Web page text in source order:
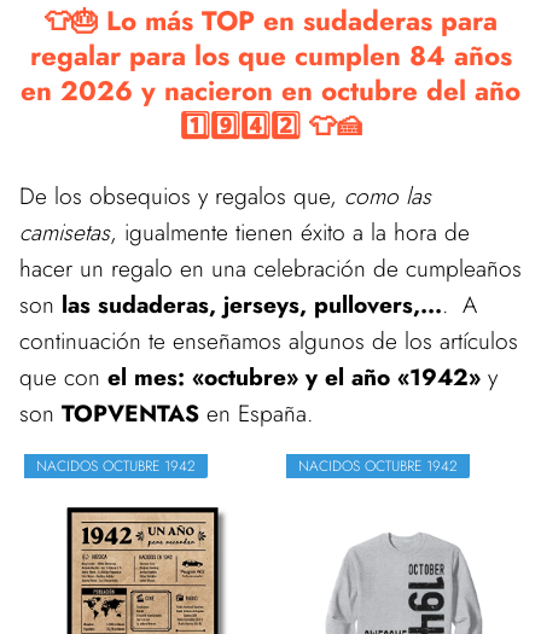
👕🎂 Lo más TOP en sudaderas para
regalar para los que cumplen 84 años
en 2026 y nacieron en octubre del año
1️⃣9️⃣4️⃣2️⃣ 👕🍰
De los obsequios y regalos que, como las
camisetas, igualmente tienen éxito a la hora de
hacer un regalo en una celebración de cumpleaños
son las sudaderas, jerseys, pullovers,.... A
continuación te enseñamos algunos de los artículos
que con el mes: «octubre» y el año «1942» y
son TOPVENTAS en España.
NACIDOS OCTUBRE 1942 NACIDOS OCTUBRE 1942